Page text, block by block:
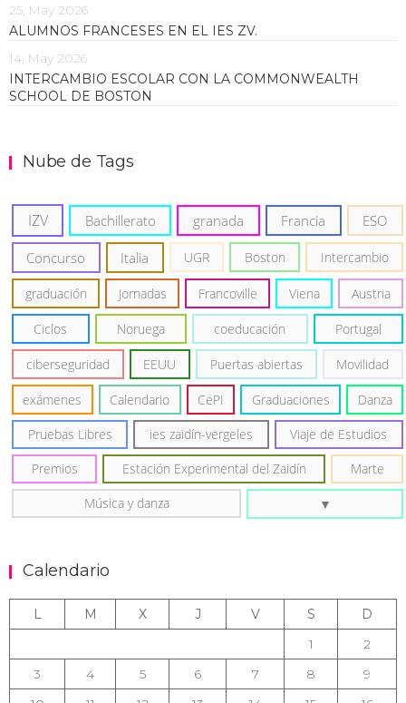
25, May 2026
ALUMNOS FRANCESES EN EL IES ZV.
14, May 2026
INTERCAMBIO ESCOLAR CON LA COMMONWEALTH
SCHOOL DE BOSTON
Nube de Tags
IZV Bachillerato granada Francia ESO
Concurso Italia UGR Boston Intercambio
graduación Jornadas Francoville Viena Austria
Ciclos Noruega coeducación Portugal
ciberseguridad EEUU Puertas abiertas Movilidad
exámenes Calendario CePI Graduaciones Danza
Pruebas Libres ies zaidín-vergeles Viaje de Estudios
Premios Estación Experimental del Zaidín Marte
Música y danza
Calendario
L M X J V S
D
1
2
3
4 5 6 7 8
9